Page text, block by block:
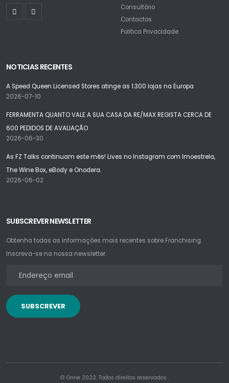
Consultório
Contactos
Politica Privacidade
NOTICIAS RECENTES
A Speed Queen Licensed Stores atinge as 1.300 lojas na Europa
2026-07-10
FERRAMENTA QUANTO VALE A SUA CASA DA RE/MAX REGISTA CERCA DE
600 PEDIDOS DE AVALIAÇÃO
2026-06-30
As FZ Talks continuam este mês! Lives no Instagram com Imoestrela,
The Wine Box, eBody e Onodera.
2026-06-02
SUBSCREVER NEWSLETTER
Obtenha todas as informações mais recentes sobre Franchising.
Inscreva-se na nossa newsletter:
SUBSCREVER
© Onne 2022. Todos direitos reservados .